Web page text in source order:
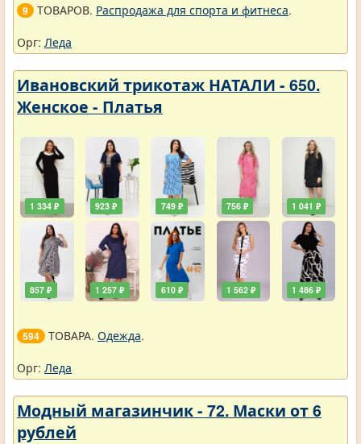
9 ТОВАРОВ. Распродажа для спорта и фитнеса.
Орг: Леда
Ивановский трикотаж НАТАЛИ - 650.
Женское - Платья
1 334 ₽
857 ₽
923 ₽
1 257 ₽
749 ₽
610 ₽
756 ₽
1 562 ₽
1 041 ₽
1 486 ₽
594 ТОВАРА. Одежда.
Орг: Леда
Модный магазинчик - 72. Маски от 6
рублей